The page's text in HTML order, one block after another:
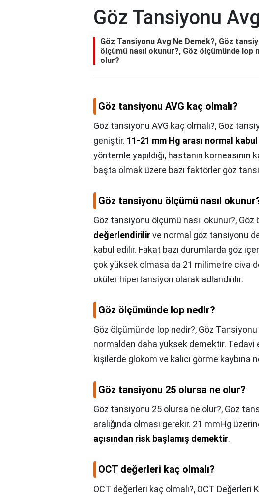
Göz Tansiyonu
Göz Tansiyonu Avg Ne Demek?, Göz
ölçümü nasıl okunur?, Göz ölçümünde
olur?
Göz tansiyonu AVG kaç olmalı?
Göz tansiyonu AVG kaç olmalı?, Göz
geniştir. 11-21 mm Hg arası normal
yöntemle yapıldığı, hastanın korneasının
başta olmak üzere bazı faktörler göz
Göz tansiyonu ölçümü nasıl
Göz tansiyonu ölçümü nasıl okunur?, Göz
değerlendirilirve normal göz tansiyonu
kabul edilir. Fakat bazı durumlarda göz
çok yüksek olmasa da 21 milimetre civa
oküler hipertansiyon olarak adlandırılır.
Göz ölçümünde Iop nedir?
Göz ölçümünde Iop nedir?, Göz
normalden daha yüksek demektir. Tedavi
kişilerde glokom ve kalıcı görme kaybına
Göz tansiyonu 25 olursa ne olur?
Göz tansiyonu 25 olursa ne olur?, Göz
aralığında olması gerekir. 21 mmHg
açısından risk başlamış demektir.
OCT değerleri kaç olmalı?
OCT değerleri kaç olmalı?, OCT Değerleri